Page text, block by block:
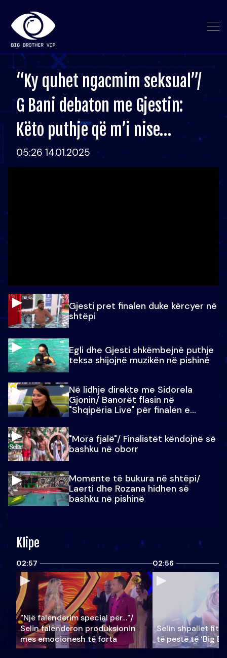
“Ky quhet ngacmim seksual”/
G Bani debaton me Gjestin:
Këto puthje që m’i nise…
05:26 14.01.2025
Gjesti pret finalen duke kërcyer në
shtëpi
Egli dhe Gjesti shkëmbejnë puthje
teksa shijojnë muzikën në pishinë
Në lidhje direkte me Sidorela
Gjonin/ Banorët flasin në
"Shqipëria Live" për finalen e
"Mora fjalë"/ Finalistët këndojnë së
bashku në oborr
Momente të bukura në shtëpi/
Laerti dhe Rozana hidhen së
bashku në pishinë
Klipe
02:57
"Një falenderim special për…"/
Selin falënderon produksionin
mes emocionesh të forta
02:56
Selin shpallet
të pestë të ‘Big